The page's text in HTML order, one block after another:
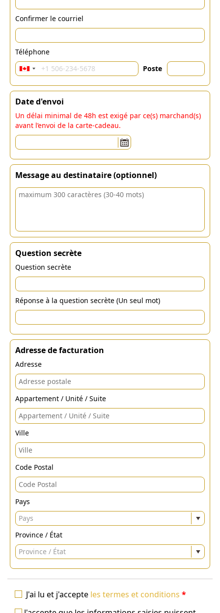
Confirmer le courriel
Téléphone
Poste
Date d'envoi
Un délai minimal de 48h est exigé par ce(s) marchand(s)
avant l’envoi de la carte-cadeau.
Message au destinataire (optionnel)
Question secrète
Question secrète
Réponse à la question secrète (Un seul mot)
Adresse de facturation
Adresse
Appartement / Unité / Suite
Ville
Code Postal
Pays
Pays
Province / État
Province / État
J'ai lu et j'accepte les termes et conditions *